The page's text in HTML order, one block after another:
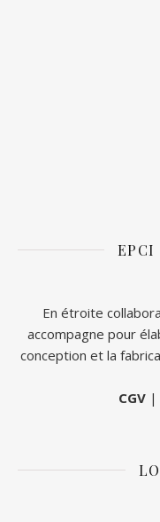
EPCI
En étroite
accompagne pour
conception et la
CGV |